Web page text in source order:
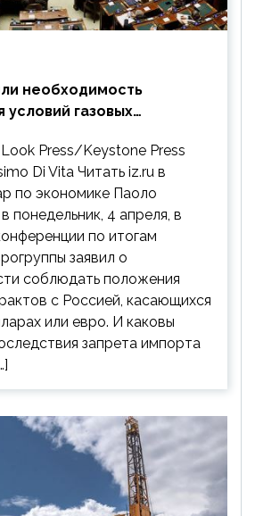
необходимость
газовых
Press/Keystone Press
Di Vita Читать iz.ru в
по экономике Паоло
понедельник, 4 апреля, в
по итогам
заявил о
соблюдать положения
с Россией, касающихся
или евро. И каковы
запрета импорта